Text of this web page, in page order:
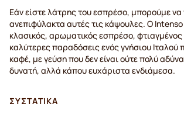
Εάν είστε λάτρης του εσπρέσο, μπορούμε να
ανεπιφύλακτα αυτές τις κάψουλες. Ο Intenso
κλασικός, αρωματικός εσπρέσο,
καλύτερες παραδόσεις ενός γνήσιου
καφέ, με γεύση που δεν είναι ούτε πολύ
δυνατή, αλλά κάπου ευχάριστα ενδιάμεσα.
ΣΥΣΤΑΤΙΚΆ